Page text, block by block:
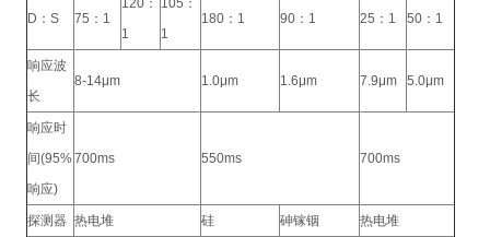
D：S 75：1
120：
1
105：
1
180：1 90：1 25：1 50：1
响应波
长
8-14μm 1.0μm 1.6μm 7.9μm 5.0μm
响应时
间(95%
响应)
700ms 550ms 700ms
探测器 热电堆 硅 砷镓铟 热电堆